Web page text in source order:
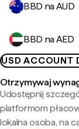
BBD na AUD
BBD na AED
USD ACCOUNT
Otrzymywaj
Udostępnij
platformom
lokalna osoba, na